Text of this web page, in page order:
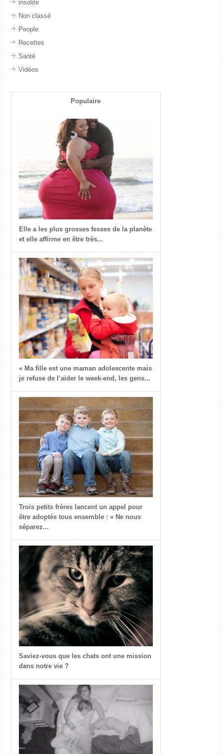
insolite
Non classé
People
Recettes
Santé
Vidéos
Populaire
Elle a les plus grosses fesses de la planète
et elle affirme en être très...
« Ma fille est une maman adolescente mais
je refuse de l’aider le week-end, les gens...
Trois petits frères lancent un appel pour
être adoptés tous ensemble : « Ne nous
séparez...
Saviez-vous que les chats ont une mission
dans notre vie ?